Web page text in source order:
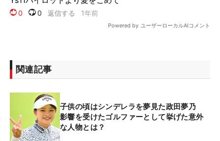
関連記事
子供の頃はシンデレラを夢見た政田夢乃
影響を受けたゴルファーとして挙げた意外
な人物とは？